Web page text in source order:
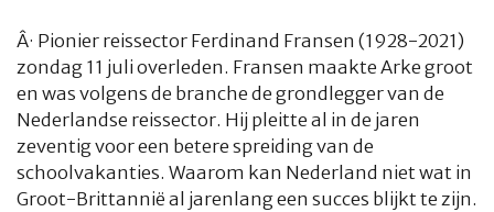
Â· Pionier reissector Ferdinand Fransen (1928-2021)
zondag 11 juli overleden. Fransen maakte Arke groot
en was volgens de branche de grondlegger van de
Nederlandse reissector. Hij pleitte al in de jaren
zeventig voor een betere spreiding van de
schoolvakanties. Waarom kan Nederland niet wat in
Groot-Brittannië al jarenlang een succes blijkt te zijn.